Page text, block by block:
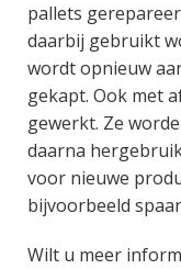
pallets
daarbij gebruikt
wordt opnieuw
gekapt. Ook met
gewerkt. Ze
daarna
voor nieuwe
bijvoorbeeld
Wilt u meer